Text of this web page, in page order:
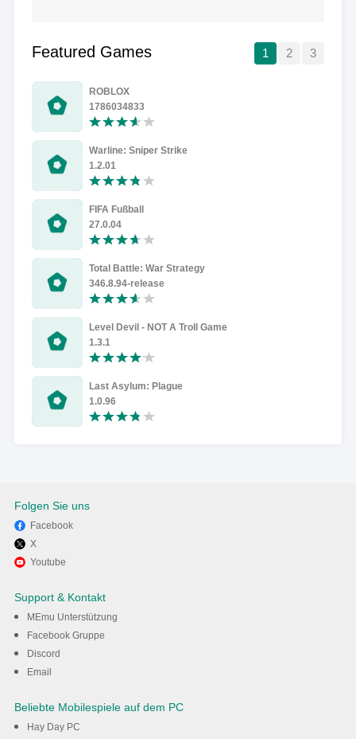
Featured Games 1 2 3
ROBLOX
1786034833
Warline: Sniper Strike
1.2.01
FIFA Fußball
27.0.04
Total Battle: War Strategy
346.8.94-release
Level Devil - NOT A Troll Game
1.3.1
Last Asylum: Plague
1.0.96
Folgen Sie uns
Facebook
X
Youtube
Support & Kontakt
MEmu Unterstützung
Facebook Gruppe
Discord
Email
Beliebte Mobilespiele auf dem PC
Hay Day PC